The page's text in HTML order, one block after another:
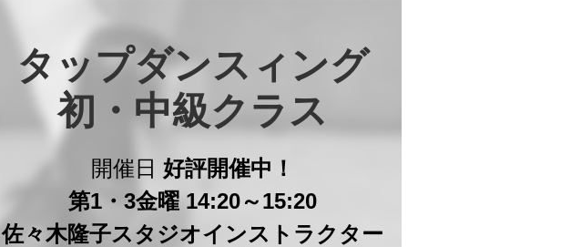
タップダンスィング
初・中級クラス
開催日 好評開催中！
第1・3金曜 14:20～15:20
佐々木隆子スタジオインストラクター